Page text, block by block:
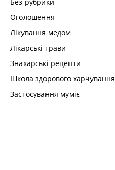
Оголошення
Лікування медом
Лікарські трави
Знахарські рецепти
Школа здорового харчування
Застосування муміє